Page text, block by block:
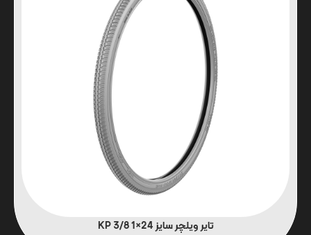
تایر ویلچر سایز 24×1 3/8 KP